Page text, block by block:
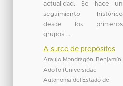
actualidad. Se hace un
seguimiento histórico
desde los primeros
grupos ...
A surco de propósitos
Araujo Mondragón, Benjamín
Adolfo (Universidad
Autónoma del Estado de